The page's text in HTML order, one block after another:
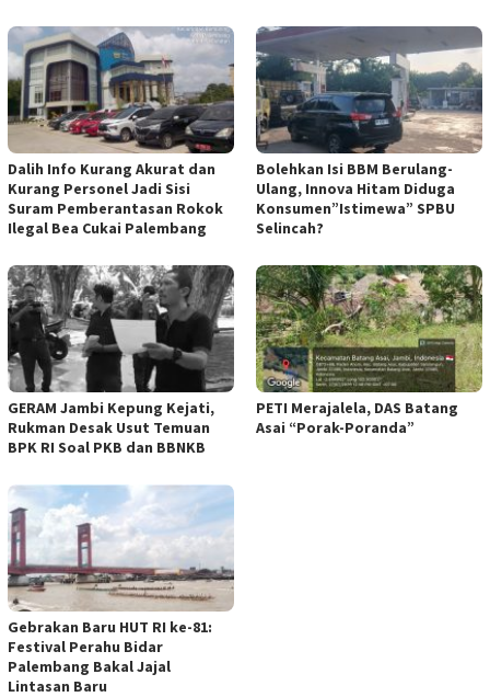
Dalih Info Kurang Akurat dan
Kurang Personel Jadi Sisi
Suram Pemberantasan Rokok
Ilegal Bea Cukai Palembang
Bolehkan Isi BBM Berulang-
Ulang, Innova Hitam Diduga
Konsumen”Istimewa” SPBU
Selincah?
GERAM Jambi Kepung Kejati,
Rukman Desak Usut Temuan
BPK RI Soal PKB dan BBNKB
PETI Merajalela, DAS Batang
Asai “Porak-Poranda”
Gebrakan Baru HUT RI ke-81:
Festival Perahu Bidar
Palembang Bakal Jajal
Lintasan Baru